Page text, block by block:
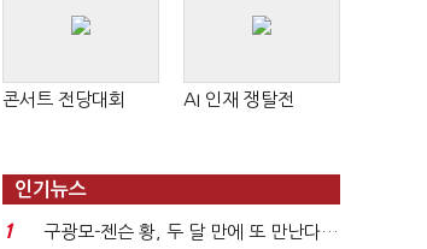
콘서트 전당대회 AI 인재 쟁탈전
인기뉴스
1
구광모-젠슨 황, 두 달 만에 또 만난다…